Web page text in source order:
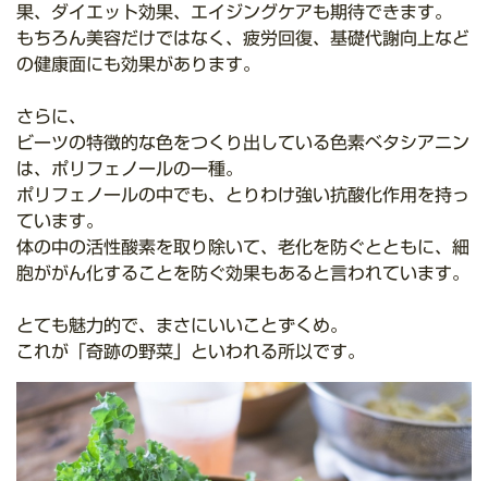
果、ダイエット効果、エイジングケアも期待できます。
もちろん美容だけではなく、疲労回復、基礎代謝向上など
の健康面にも効果があります。
さらに、
ビーツの特徴的な色をつくり出している色素ベタシアニン
は、ポリフェノールの一種。
ポリフェノールの中でも、とりわけ強い抗酸化作用を持っ
ています。
体の中の活性酸素を取り除いて、老化を防ぐとともに、細
胞ががん化することを防ぐ効果もあると言われています。
とても魅力的で、まさにいいことずくめ。
これが「奇跡の野菜」といわれる所以です。